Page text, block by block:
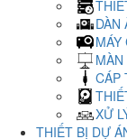
DÀN
MÁY
MÀN
CÁP
XỬ
THIẾT BỊ DỰ